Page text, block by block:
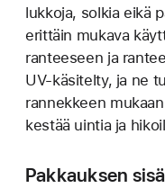
lukkoja, solkia eikä
erittäin mukava
ranteeseen ja
UV-käsitelty, ja ne
rannekkeen
kestää uintia ja
Pakkauksen